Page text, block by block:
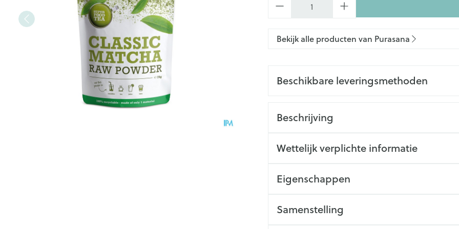
Bekijk alle producten van Purasana
Beschikbare leveringsmethoden
Beschrijving
Wettelijk verplichte informatie
Eigenschappen
Samenstelling